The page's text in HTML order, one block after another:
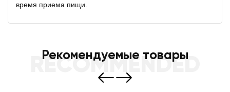
время приема пищи.
RECOMMENDED
Рекомендуемые товары